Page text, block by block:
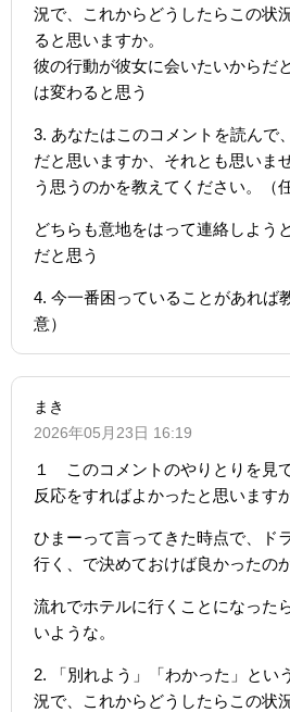
況で、これからどうしたらこの状
ると思いますか。
彼の行動が彼女に会いたいからだ
は変わると思う
3. あなたはこのコメントを読んで
だと思いますか、それとも思いま
う思うのかを教えてください。（任
どちらも意地をはって連絡しよう
だと思う
4. 今一番困っていることがあれば
意）
まき
2026年05月23日 16:19
１ このコメントのやりとりを見
反応をすればよかったと思いますか
ひまーって言ってきた時点で、ド
行く、で決めておけば良かったの
流れでホテルに行くことになった
いような。
2. 「別れよう」「わかった」とい
況で、これからどうしたらこの状